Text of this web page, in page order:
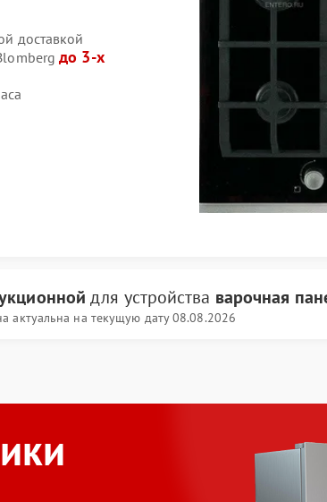
доставкой
до 3-х
для устройства варочная
актуальна на текущую дату 08.08.2026